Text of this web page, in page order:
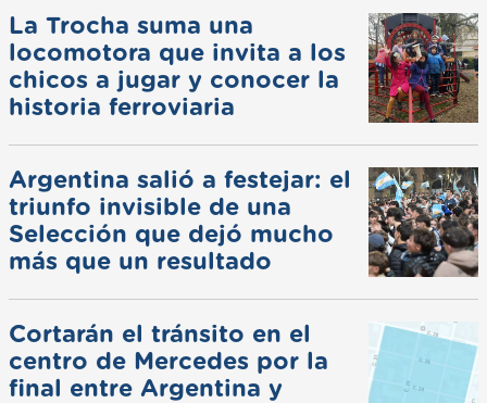
La Trocha suma una
locomotora que invita a los
chicos a jugar y conocer la
historia ferroviaria
Argentina salió a festejar: el
triunfo invisible de una
Selección que dejó mucho
más que un resultado
Cortarán el tránsito en el
centro de Mercedes por la
final entre Argentina y